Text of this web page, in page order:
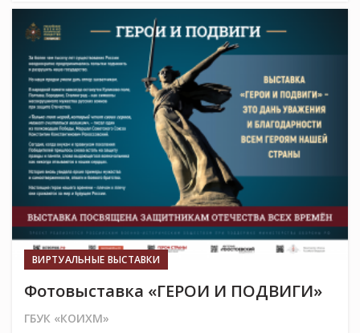
17
ВИРТУАЛЬНЫЕ ВЫСТАВКИ
Фотовыставка «ГЕРОИ И ПОДВИГИ»
ГБУК «КОИХМ»